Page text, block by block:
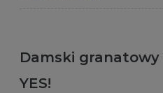
Damski granatowy
YES!